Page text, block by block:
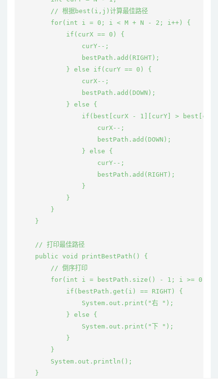
        // 根据best(i,j)计算最佳路径
        for(int i = 0; i < M + N - 2; i++) {
            if(curX == 0) {
                curY--;
                bestPath.add(RIGHT);
            } else if(curY == 0) {
                curX--;
                bestPath.add(DOWN);
            } else {
if(best[curX - 1][curY] >
                    curX--;
                    bestPath.add(DOWN);
                } else {
                    curY--;
                    bestPath.add(RIGHT);
                }
            }
        }
    }
    // 打印最佳路径
    public void printBestPath() {
        // 倒序打印
for(int i = bestPath.size() - 1; i >= 0;
            if(bestPath.get(i) == RIGHT) {
                System.out.print("右 ");
            } else {
                System.out.print("下 ");
            }
        }
        System.out.println();
    }